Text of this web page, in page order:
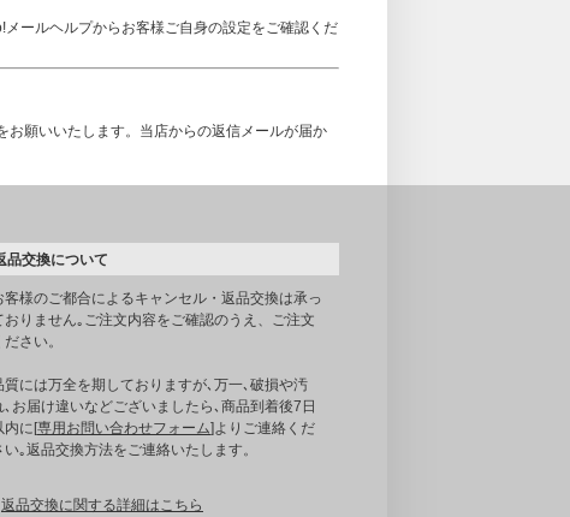
ールヘルプからお客様ご自身の設定をご確認くだ
願いいたします。当店からの返信メールが届か
品交換について
客様のご都合によるキャンセル・返品交換は承っ
おりません｡ご注文内容をご確認のうえ、ご注文
ださい。
質には万全を期しておりますが､万一､破損や汚
､お届け違いなどございましたら､商品到着後7日
内に[専用お問い合わせフォーム]よりご連絡くだ
い｡返品交換方法をご連絡いたします。
返品交換に関する詳細はこちら